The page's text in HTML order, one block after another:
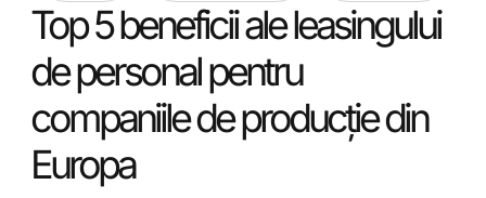
Top 5 beneficii ale leasingului
de personal pentru
companiile de producție din
Europa